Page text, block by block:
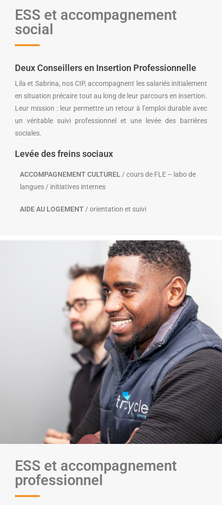
ESS et accompagnement
social
Deux Conseillers en Insertion Professionnelle
Lila et Sabrina, nos CIP, accompagnent les salariés initialement
en situation précaire tout au long de leur parcours en insertion.
Leur mission : leur permettre un retour à l’emploi durable avec
un véritable suivi professionnel et une levée des barrières
sociales.
Levée des freins sociaux
ACCOMPAGNEMENT CULTUREL / cours de FLE – labo de
langues / initiatives internes
AIDE AU LOGEMENT / orientation et suivi
ESS et accompagnement
professionnel